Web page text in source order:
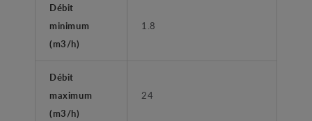
Débit
minimum
(m3/h)
1.8
Débit
maximum
(m3/h)
24